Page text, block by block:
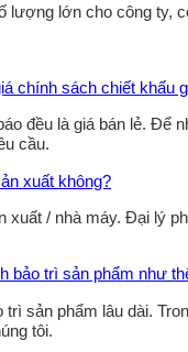
lượng lớn cho công ty,
chính sách chiết khấu
đều là giá bán lẻ.
cầu.
xuất không?
xuất / nhà máy. Đại lý
bảo trì sản phẩm như
trì sản phẩm lâu dài.
tôi.